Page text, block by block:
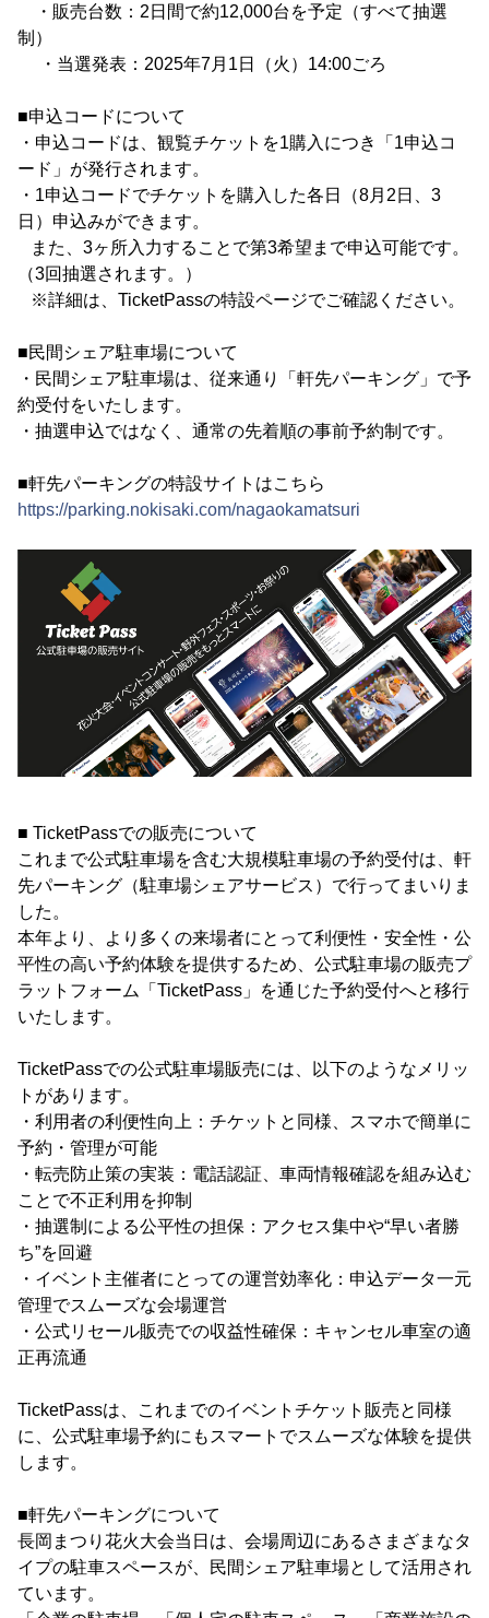
・販売台数：2日間で約12,000台を予定（すべて抽選
制）
・当選発表：2025年7月1日（火）14:00ごろ
■申込コードについて
・申込コードは、観覧チケットを1購入につき「1申込コ
ード」が発行されます。
・1申込コードでチケットを購入した各日（8月2日、3
日）申込みができます。
また、3ヶ所入力することで第3希望まで申込可能です。
（3回抽選されます。）
※詳細は、TicketPassの特設ページでご確認ください。
■民間シェア駐車場について
・民間シェア駐車場は、従来通り「軒先パーキング」で予
約受付をいたします。
・抽選申込ではなく、通常の先着順の事前予約制です。
■軒先パーキングの特設サイトはこちら
https://parking.nokisaki.com/nagaokamatsuri
■ TicketPassでの販売について
これまで公式駐車場を含む大規模駐車場の予約受付は、軒
先パーキング（駐車場シェアサービス）で行ってまいりま
した。
本年より、より多くの来場者にとって利便性・安全性・公
平性の高い予約体験を提供するため、公式駐車場の販売プ
ラットフォーム「TicketPass」を通じた予約受付へと移行
いたします。
TicketPassでの公式駐車場販売には、以下のようなメリッ
トがあります。
・利用者の利便性向上：チケットと同様、スマホで簡単に
予約・管理が可能
・転売防止策の実装：電話認証、車両情報確認を組み込む
ことで不正利用を抑制
・抽選制による公平性の担保：アクセス集中や“早い者勝
ち”を回避
・イベント主催者にとっての運営効率化：申込データ一元
管理でスムーズな会場運営
・公式リセール販売での収益性確保：キャンセル車室の適
正再流通
TicketPassは、これまでのイベントチケット販売と同様
に、公式駐車場予約にもスマートでスムーズな体験を提供
します。
■軒先パーキングについて
長岡まつり花火大会当日は、会場周辺にあるさまざまなタ
イプの駐車スペースが、民間シェア駐車場として活用され
ています。